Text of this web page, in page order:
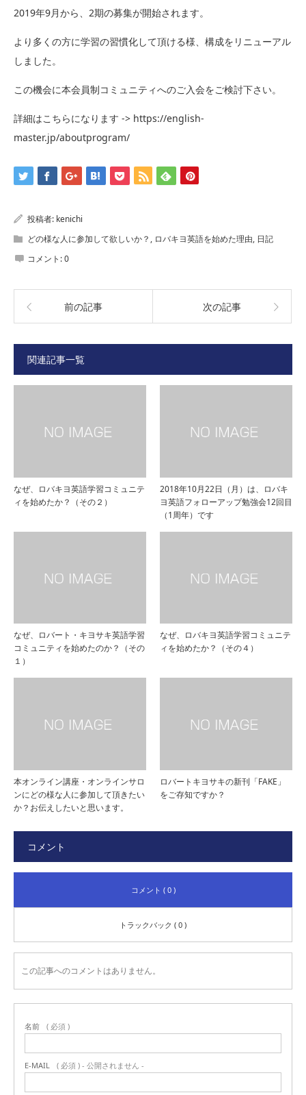
2019年9月から、2期の募集が開始されます。
より多くの方に学習の習慣化して頂ける様、構成をリニューアル
しました。
この機会に本会員制コミュニティへのご入会をご検討下さい。
詳細はこちらになります -> https://english-
master.jp/aboutprogram/
投稿者: kenichi
どの様な人に参加して欲しいか？ , ロバキヨ英語を始めた理由, 日記
コメント:0
前の記事 次の記事
関連記事一覧
なぜ、ロバキヨ英語学習コミュニテ
ィを始めたか？（その２）
2018年10月22日（月）は、ロバキ
ヨ英語フォローアップ勉強会12回目
（1周年）です
なぜ、ロバート・キヨサキ英語学習
コミュニティを始めたのか？（その
１）
なぜ、ロバキヨ英語学習コミュニテ
ィを始めたか？（その４）
本オンライン講座・オンラインサロ
ンにどの様な人に参加して頂きたい
か？お伝えしたいと思います。
ロバートキヨサキの新刊「FAKE」
をご存知ですか？
コメント
コメント ( 0 )
トラックバック ( 0 )
この記事へのコメントはありません。
名前 ( 必須 )
E-MAIL ( 必須 ) - 公開されません -